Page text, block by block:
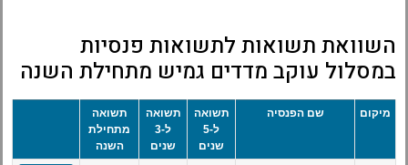
השוואת תשואות לתשואות פנסיות
במסלול עוקב מדדים גמיש מתחילת השנה
מיקום שם הפנסיה
תשואה
ל-5
שנים
תשואה
ל-3
שנים
תשואה
מתחילת
השנה